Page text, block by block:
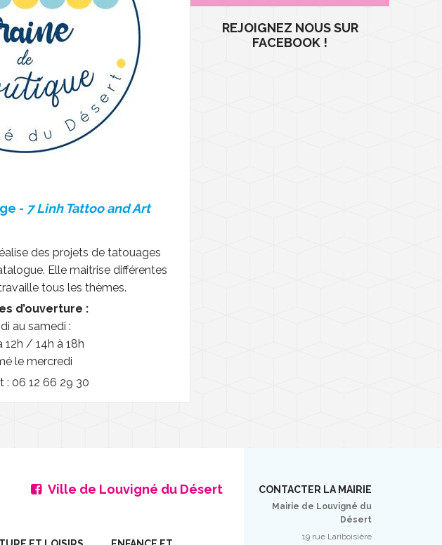
- 7 Linh Tattoo and Art
des projets de tatouages
Elle maitrise différentes
tous les thèmes.
d’ouverture :
au samedi :
12h / 14h à 18h
le mercredi
: 06 12 66 29 30
REJOIGNEZ NOUS SUR
FACEBOOK !
Ville de Louvigné du Désert CONTACTER LA MAIRIE
Mairie de Louvigné du
Désert
19 rue Lariboisière